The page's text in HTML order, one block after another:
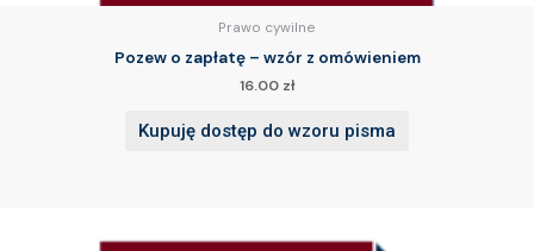
Prawo cywilne
Pozew o zapłatę – wzór z omówieniem
16.00 zł
Kupuję dostęp do wzoru pisma